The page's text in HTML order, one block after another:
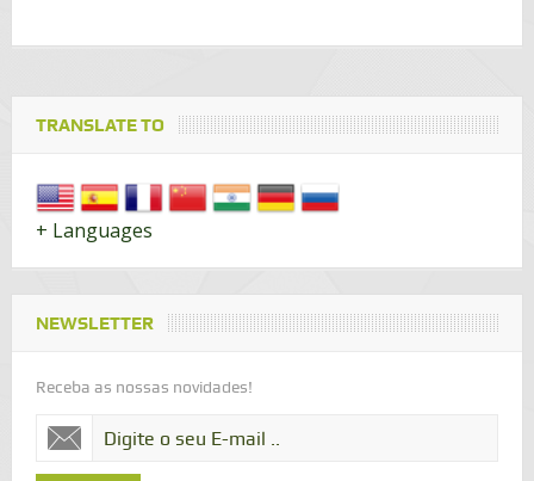
TRANSLATE TO
+ Languages
NEWSLETTER
Receba as nossas novidades!